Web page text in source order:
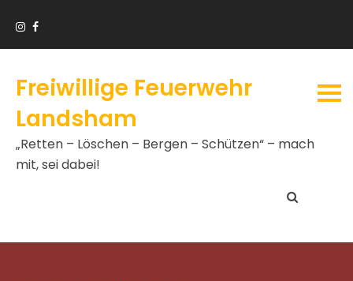
Freiwillige Feuerwehr
Landsham
„Retten – Löschen – Bergen – Schützen“ – mach
mit, sei dabei!